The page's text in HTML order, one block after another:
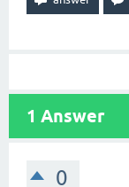
1 Answer
0